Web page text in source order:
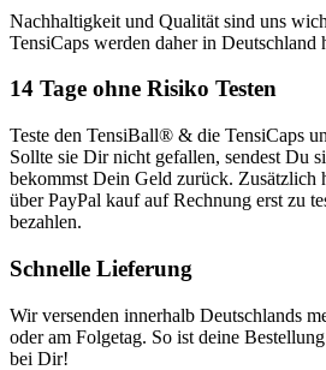
Nachhaltigkeit und Qualität sind uns
TensiCaps werden daher in Deutschland
14 Tage ohne Risiko Testen
Teste den TensiBall® & die TensiCaps
Sollte sie Dir nicht gefallen, sendest Du
bekommst Dein Geld zurück. Zusätzlich
über PayPal kauf auf Rechnung erst zu
bezahlen.
Schnelle Lieferung
Wir versenden innerhalb Deutschlands
oder am Folgetag. So ist deine
bei Dir!